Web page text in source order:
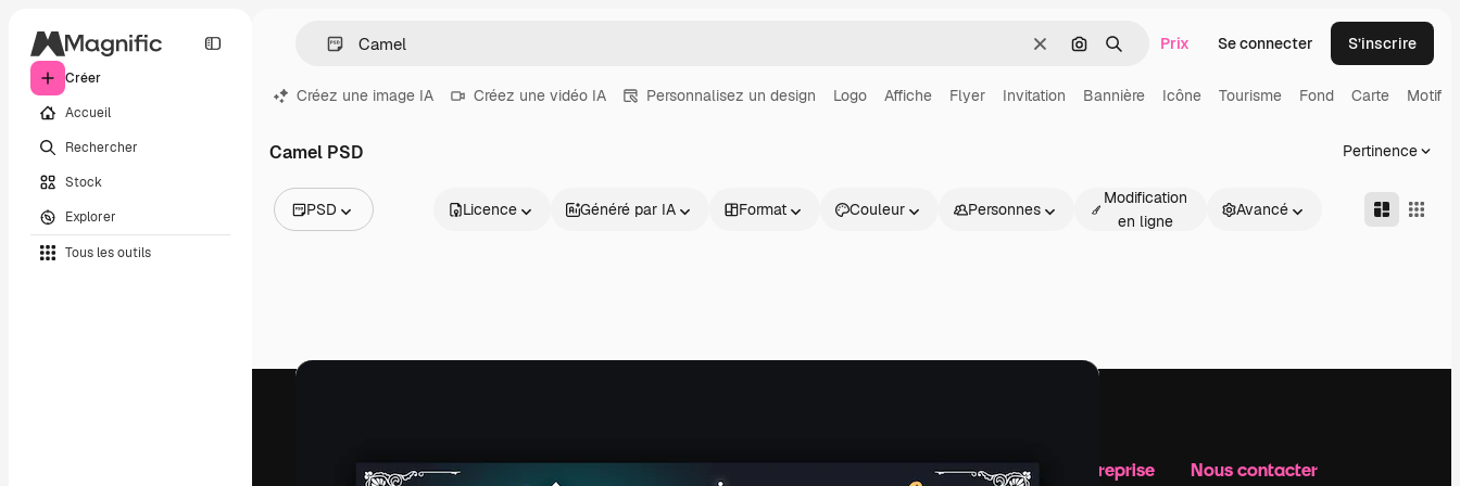
Créer
Accueil
Rechercher
Stock
Explorer
Tous les outils
EffacerRechercher par image
Rechercher
Prix Se connecter S’inscrire
Créez une image IA Créez une vidéo IA Personnalisez un design Logo Affiche Flyer Invitation Bannière Icône Tourisme Fond Carte Motif
Camel PSD Pertinence
PSD
Vidéos
Modèles 3D
Licence Généré par IA Format Couleur Personnes
Modification
en ligne
Avancé
Produits Commencer Notre entreprise Nous contacter